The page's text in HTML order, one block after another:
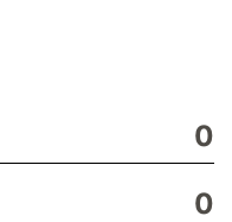
0
0